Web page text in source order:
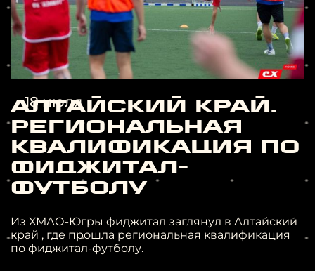
18 июля
Алтайский край.
Региональная
квалификация по
фиджитал-
футболу
Из ХМАО-Югры фиджитал заглянул в Алтайский
край , где прошла региональная квалификация
по фиджитал-футболу.